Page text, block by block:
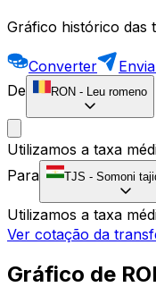
Gráfico histórico das
Converter
De
RON - Leu romeno
Utilizamos a taxa
Para
TJS - Somoni
Utilizamos a taxa
Ver cotação da
Gráfico de